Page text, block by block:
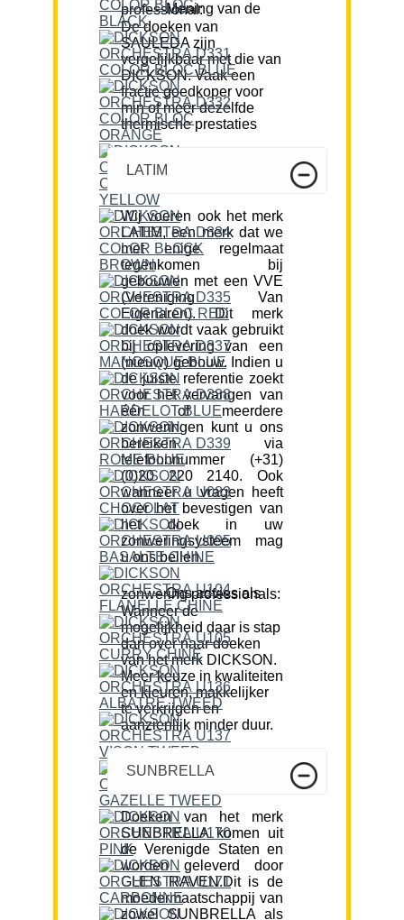
Mening van de professional:
De doeken van
SAULEDA zijn
vergelijkbaar met die van
DICKSON. Vaak een
fractie goedkoper voor
min of meer dezelfde
thermische prestaties
LATIM
Wij voeren ook het merk
LATIM, een merk dat we
met enige regelmaat
tegenkomen bij
gebouwen met een VVE
(Vereniging Van
Eigenaren). Dit merk
doek wordt vaak gebruikt
bij oplevering van een
(nieuw) gebouw. Indien u
de juiste referentie zoekt
voor het vervangen van
één of meerdere
zonweringen kunt u ons
bereiken via
telefoonnummer (+31)
(0)20 220 2140. Ook
wanneer u vragen heeft
over het bevestigen van
het doek in uw
zonweringsysteem mag
u ons bellen.
Ons advies als zonwering professionals:
Wanneer de
mogelijkheid daar is stap
dan over naar doeken
van het merk DICKSON.
Meer keuze in kwaliteiten
en kleuren, makkelijker
te verkrijgen en
aanzienlijk minder duur.
SUNBRELLA
Doeken van het merk
SUNBRELLA komen uit
de Verenigde Staten en
worden geleverd door
GLEN RAVEN.Dit is de
moedermaatschappij van
zowel SUNBRELLA als